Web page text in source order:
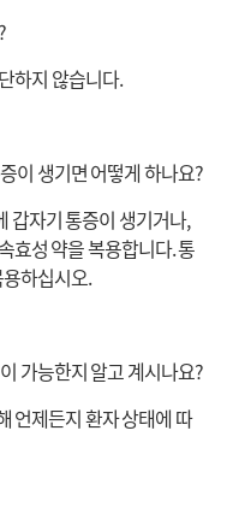
하지 않습니다.
이 생기면 어떻게 하나요?
갑자기 통증이 생기거나,
효성 약을 복용합니다.통
하십시오.
가능한지 알고 계시나요?
언제든지 환자 상태에 따